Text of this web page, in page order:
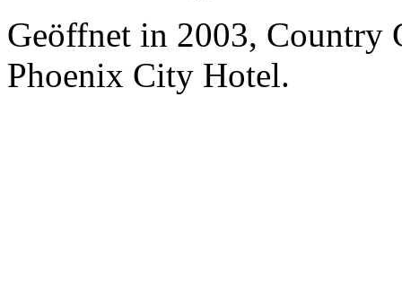
Geöffnet in 2003, Country
Phoenix City Hotel.